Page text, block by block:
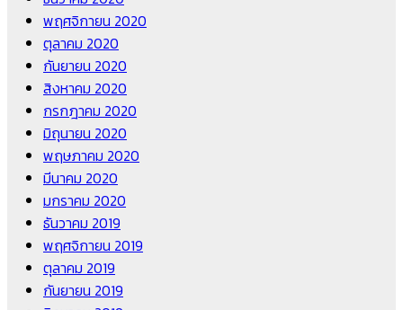
พฤศจิกายน 2020
ตุลาคม 2020
กันยายน 2020
สิงหาคม 2020
กรกฎาคม 2020
มิถุนายน 2020
พฤษภาคม 2020
มีนาคม 2020
มกราคม 2020
ธันวาคม 2019
พฤศจิกายน 2019
ตุลาคม 2019
กันยายน 2019